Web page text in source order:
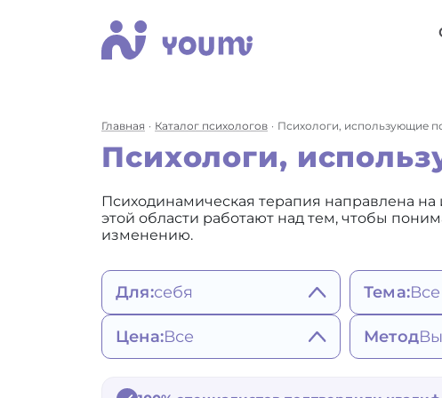
Главная Каталог психологов Психологи, использующие
Психологи,
Психодинамическая терапия направлена
этой области работают над тем, чтобы
изменению.
Для:себя
себя
женщины
мужчины
Тема:Все
поведение
Цена:Все
3500 - 4900 ₽
Метод